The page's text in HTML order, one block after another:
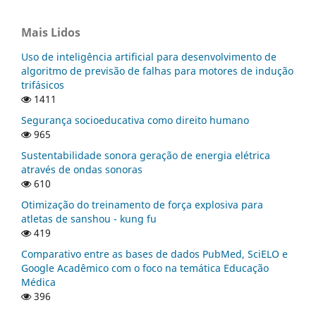
Mais Lidos
Uso de inteligência artificial para desenvolvimento de
algoritmo de previsão de falhas para motores de indução
trifásicos
1411
Segurança socioeducativa como direito humano
965
Sustentabilidade sonora geração de energia elétrica
através de ondas sonoras
610
Otimização do treinamento de força explosiva para
atletas de sanshou - kung fu
419
Comparativo entre as bases de dados PubMed, SciELO e
Google Acadêmico com o foco na temática Educação
Médica
396